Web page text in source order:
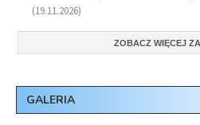
(19.11.2026)
ZOBACZ WIĘCEJ
GALERIA